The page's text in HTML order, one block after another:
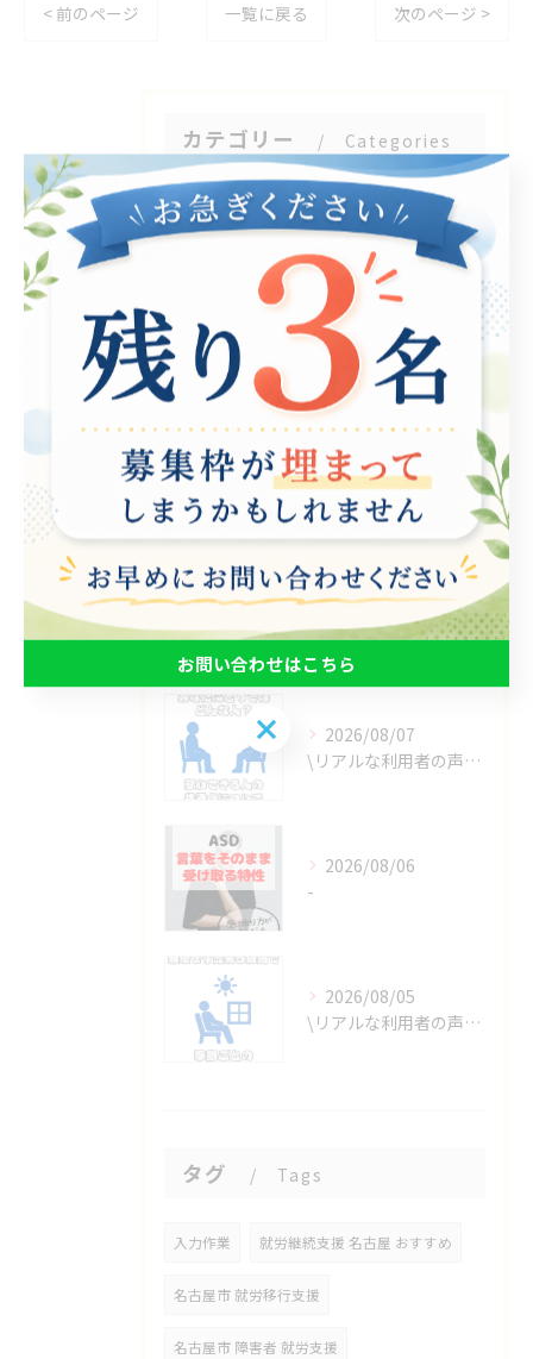
< 前のページ 一覧に戻る 次のページ >
カテゴリー Categories
全てのカテゴリー
パソコン
動画編集
ゲーム制作
eスポーツ
お知らせ
その他
最近の投稿
Recent
Posts
2026/08/07
\リアルな利用者の声📣/
2026/08/06
-
2026/08/05
\リアルな利用者の声📣/
タグ Tags
入力作業 就労継続支援 名古屋 おすすめ
名古屋市 就労移行支援
名古屋市 障害者 就労支援
お問い合わせはこちら
お問い合わせはこちら